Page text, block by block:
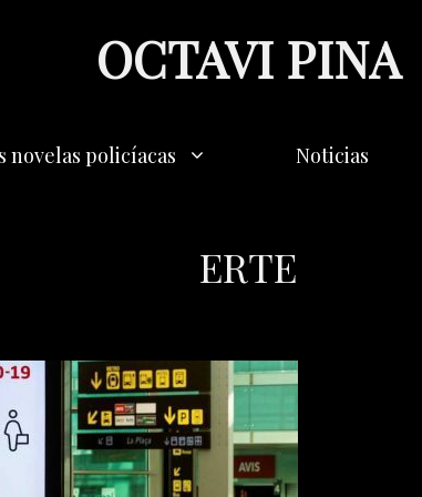
OCTAVI PINA
novelas policíacas Noticias
ERTE